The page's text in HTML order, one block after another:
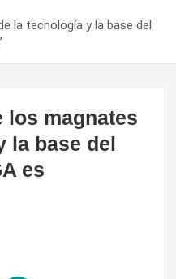
la tecnología y la base del
los magnates
la base del
es